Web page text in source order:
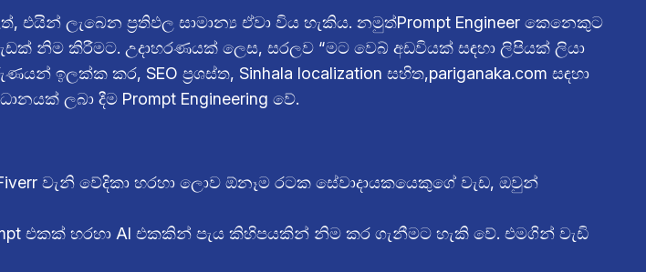
එයින් ලැබෙන ප්‍රතිඵල සාමාන්‍ය ඒවා විය හැකිය. නමුත්Prompt Engineer කෙනෙකුට
නිම කිරීමට. උදාහරණයක් ලෙස, සරලව “මට වෙබ් අඩවියක් සඳහා ලිපියක් ලියා
කර, SEO ප්‍රශස්ත, Sinhala localization සහිත,pariganaka.com සඳහා
ලබා දීම Prompt Engineering වේ.
Fiverr වැනි වේදිකා හරහා ලොව ඕනෑම රටක සේවාදායකයෙකුගේ වැඩ, ඔවුන්
එකක් හරහා AI එකකින් පැය කිහිපයකින් නිම කර ගැනීමට හැකි වේ. එමගින් වැඩි